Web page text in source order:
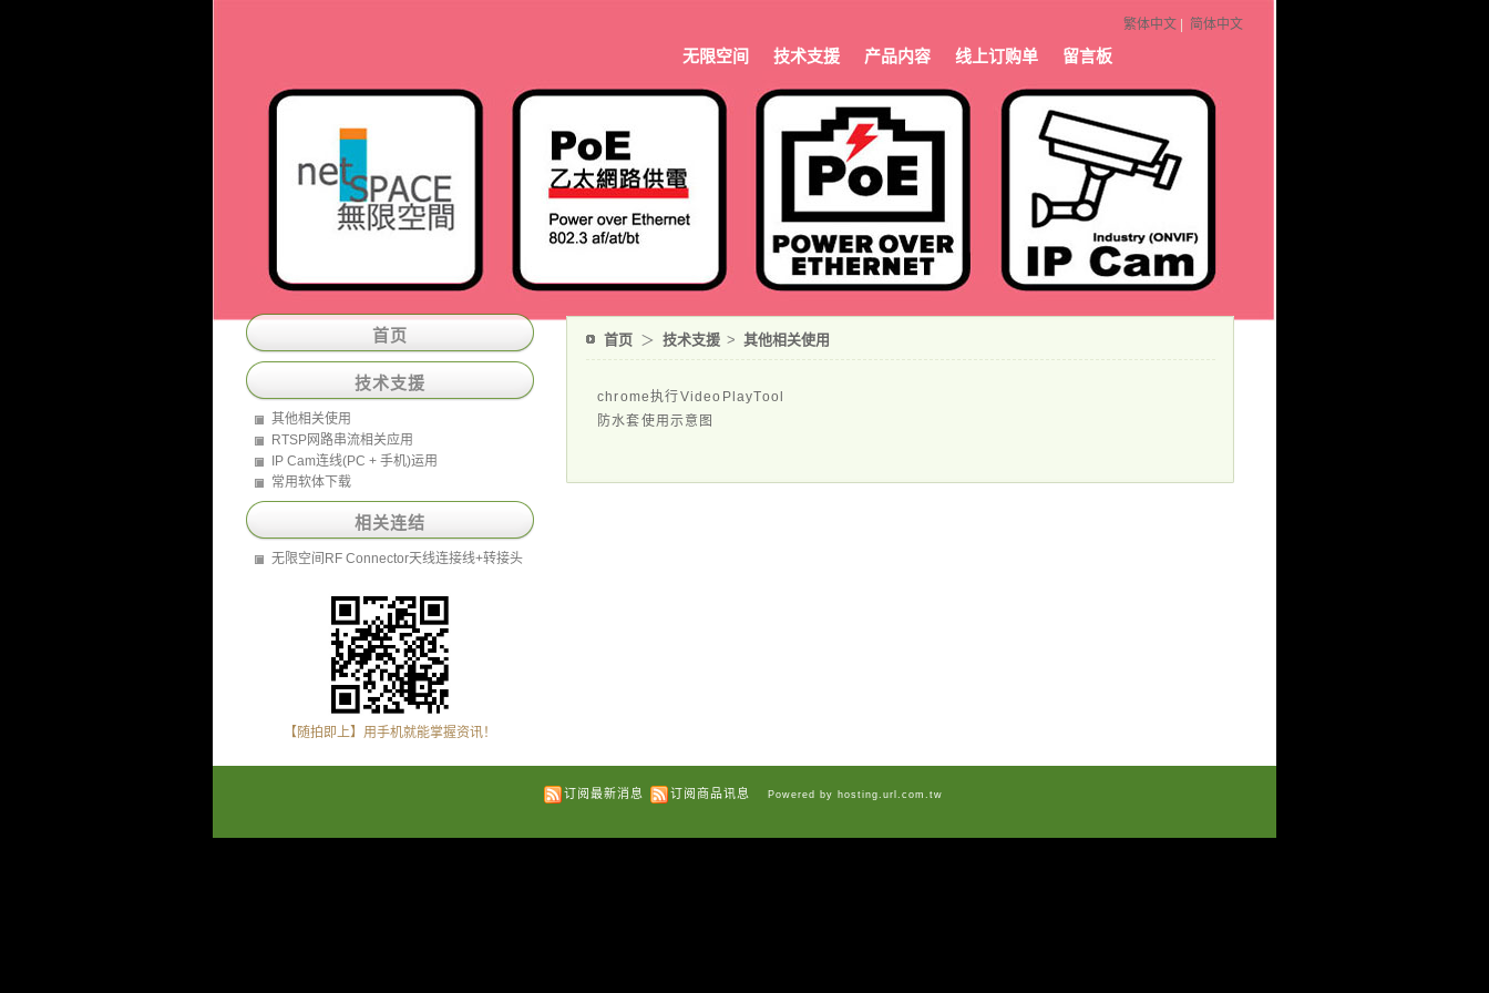
繁体中文 简体中文
无限空间 技术支援 产品内容 线上订购单 留言板
首页 ＞ 技术支援 > 其他相关使用
chrome执行VideoPlayTool
防水套使用示意图
首页
技术支援
其他相关使用
RTSP网路串流相关应用
IP Cam连线(PC + 手机)运用
常用软体下载
相关连结
无限空间RF Connector天线连接线+转接头
【随拍即上】用手机就能掌握资讯！
订阅最新消息 订阅商品讯息 Powered by hosting.url.com.tw